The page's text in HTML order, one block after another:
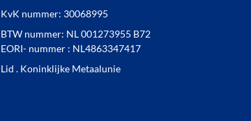
KvK nummer: 30068995
BTW nummer: NL 001273955 B72
EORI- nummer : NL4863347417
Lid . Koninklijke Metaalunie